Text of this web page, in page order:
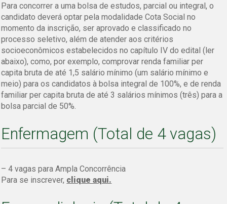
Para concorrer a uma bolsa de estudos, parcial ou integral, o
candidato deverá optar pela modalidade Cota Social no
momento da inscrição, ser aprovado e classificado no
processo seletivo, além de atender aos critérios
socioeconômicos estabelecidos no capítulo IV do edital (ler
abaixo), como, por exemplo, comprovar renda familiar per
capita bruta de até 1,5 salário mínimo (um salário mínimo e
meio) para os candidatos à bolsa integral de 100%, e de renda
familiar per capita bruta de até 3 salários mínimos (três) para a
bolsa parcial de 50%.
Enfermagem (Total de 4 vagas)
– 4 vagas para Ampla Concorrência
Para se inscrever, clique aqui.